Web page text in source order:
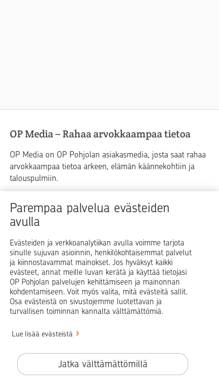
Parempaa palvelua evästeiden
avulla
Evästeiden ja verkkoanalytiikan avulla voimme tarjota
sinulle sujuvan asioinnin, henkilökohtaisemmat palvelut
ja kiinnostavammat mainokset. Jos hyväksyt kaikki
evästeet, annat meille luvan kerätä ja käyttää tietojasi
OP Pohjolan palvelujen kehittämiseen ja mainonnan
kohdentamiseen. Voit myös valita, mitä evästeitä sallit.
Osa evästeistä on sivustojemme luotettavan ja
turvallisen toiminnan kannalta välttämättömiä.
Lue lisää evästeistä
Jatka välttämättömillä
OP Media – Rahaa arvokkaampaa tietoa
OP Media on OP Pohjolan asiakasmedia, josta saat rahaa
arvokkaampaa tietoa arkeen, elämän käännekohtiin ja
talouspulmiin.
Raha Elämä
Yrityselämä
Blogit ja puheenvuorot
Op.fi OP Koti Pohjola Vahinkoapu
Facebook
X LinkedInInstagram
Käyttöehdot
Saavutettavuusseloste